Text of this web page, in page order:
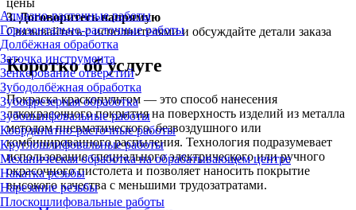
Алмазно-расточные работы
Горизонтально-расточные работы
Долбёжная обработка
Заточка инструмента
Зенкерование отверстий
Зубодолбёжная обработка
Зубофрезерная обработка
Зубошлифовальные работы
Координатно-расточные работы
Круглошлифовальные работы
Механическая обработка на обрабатывающем центре
Накатка резьбы
Нарезание резьбы
Плоскошлифовальные работы
3.Договоритесь напрямую
Связывайтесь с исполнителями и обсуждайте детали заказа
Коротко об услуге
Покраска краскопультом — это способ нанесения
лакокрасочного покрытия на поверхность изделий из металла
методом пневматического, безвоздушного или
комбинированного распыления. Технология подразумевает
использование специального электрического или ручного
окрасочного пистолета и позволяет наносить покрытие
высокого качества с меньшими трудозатратами.